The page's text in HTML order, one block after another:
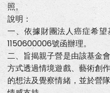
話』
望
基
金
會
「癌
友
家
庭
親
照。
說明：
一、依據財團法人癌症希望
1150600006號函辦理。
二、旨揭親子營是由該基金
方式透過情境遊戲、藝術創
的想法及覺察情緒，並於營